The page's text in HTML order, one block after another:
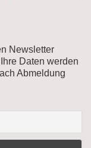
Newsletter
Daten werden
Abmeldung